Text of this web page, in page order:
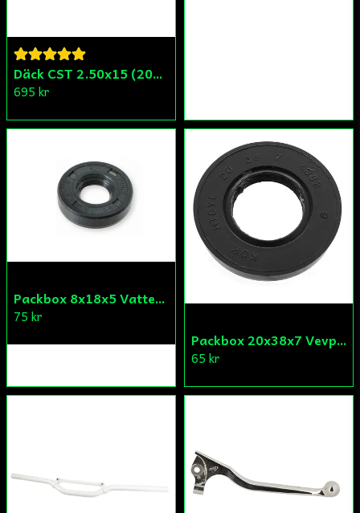
Däck CST 2.50x15 (20x250) Compact/Scoper/Mamba/Flakmoped
695 kr
Packbox 8x18x5 Vattenpump Aprilia/Derbi/Gilera (original)
75 kr
Packbox 20x38x7 Vevparti Derbi (original)
65 kr